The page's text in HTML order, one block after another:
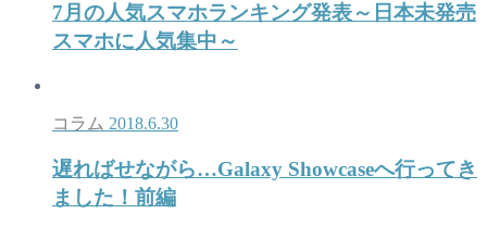
7月の人気スマホランキング発表～日本未発売
スマホに人気集中～
コラム 2018.6.30
遅ればせながら…Galaxy Showcaseへ行ってき
ました！前編